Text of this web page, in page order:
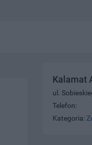
Kalamat
ul.
Telefon:
Kategoria: